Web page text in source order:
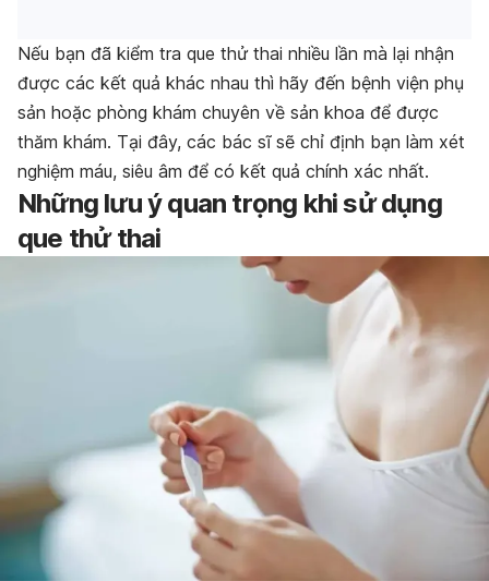
Nếu bạn đã kiểm tra que thử thai nhiều lần mà lại nhận
được các kết quả khác nhau thì hãy đến bệnh viện phụ
sản hoặc phòng khám chuyên về sản khoa để được
thăm khám. Tại đây, các bác sĩ sẽ chỉ định bạn làm xét
nghiệm máu, siêu âm để có kết quả chính xác nhất.
Những lưu ý quan trọng khi sử dụng
que thử thai